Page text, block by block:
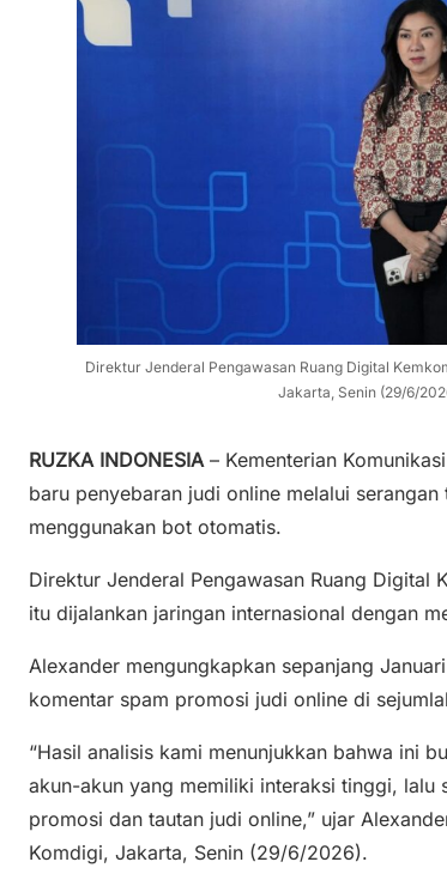
Direktur Jenderal Pengawasan Ruang Digital
Jakarta, Senin (29/6/
RUZKA INDONESIA – Kementerian
baru penyebaran judi online melalui
menggunakan bot otomatis.
Direktur Jenderal Pengawasan Ruang Digital
itu dijalankan jaringan internasional dengan
Alexander mengungkapkan sepanjang
komentar spam promosi judi online di
“Hasil analisis kami menunjukkan bahwa ini
akun-akun yang memiliki interaksi tinggi,
promosi dan tautan judi online,” ujar
Komdigi, Jakarta, Senin (29/6/2026).